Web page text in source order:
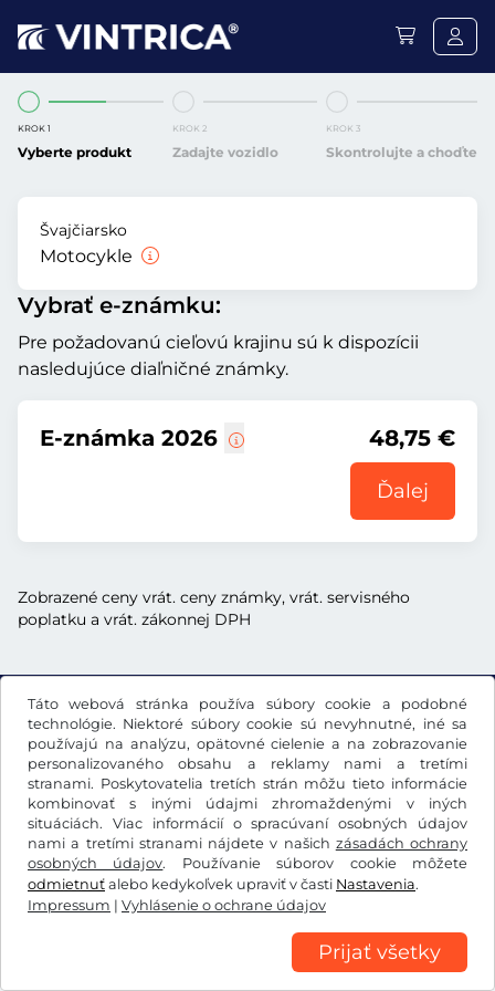
Táto webová stránka používa súbory cookie a podobné
technológie. Niektoré súbory cookie sú nevyhnutné, iné sa
používajú na analýzu, opätovné cielenie a na zobrazovanie
personalizovaného obsahu a reklamy nami a tretími
stranami. Poskytovatelia tretích strán môžu tieto informácie
kombinovať s inými údajmi zhromaždenými v iných
situáciách. Viac informácií o spracúvaní osobných údajov
nami a tretími stranami nájdete v našich zásadách ochrany
osobných údajov. Používanie súborov cookie môžete
odmietnuť alebo kedykoľvek upraviť v časti Nastavenia.
Impressum | Vyhlásenie o ochrane údajov
Prijať všetky
KROK 1
Vyberte produkt
KROK 2
Zadajte vozidlo
KROK 3
Skontrolujte a choďte
Švajčiarsko
Motocykle
Vybrať e-známku:
Pre požadovanú cieľovú krajinu sú k dispozícii
nasledujúce diaľničné známky.
E-známka 2026 48,75 €
Ďalej
Zobrazené ceny vrát. ceny známky, vrát. servisného
poplatku a vrát. zákonnej DPH
€EUR
Facebook Instagram
VOB/právo na odstúpenie
Vyhlásenie o ochrane údajov
Nastavenia súborov cookie
Impressum